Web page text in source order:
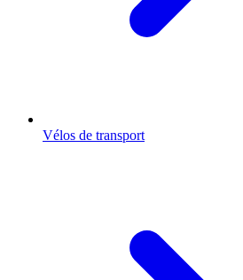
Vélos de transport